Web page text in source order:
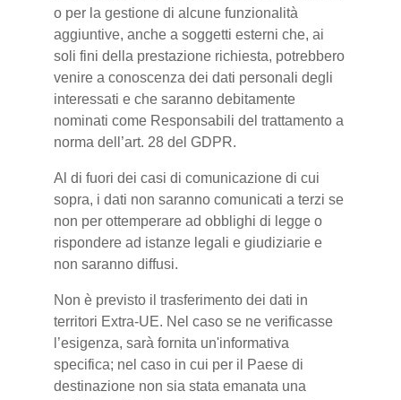
o per la gestione di alcune funzionalità
aggiuntive, anche a soggetti esterni che, ai
soli fini della prestazione richiesta, potrebbero
venire a conoscenza dei dati personali degli
interessati e che saranno debitamente
nominati come Responsabili del trattamento a
norma dell’art. 28 del GDPR.
Al di fuori dei casi di comunicazione di cui
sopra, i dati non saranno comunicati a terzi se
non per ottemperare ad obblighi di legge o
rispondere ad istanze legali e giudiziarie e
non saranno diffusi.
Non è previsto il trasferimento dei dati in
territori Extra-UE. Nel caso se ne verificasse
l’esigenza, sarà fornita un'informativa
specifica; nel caso in cui per il Paese di
destinazione non sia stata emanata una